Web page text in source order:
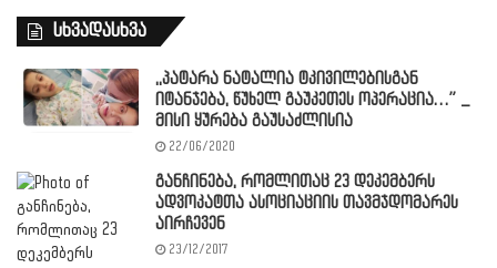
სხვადასხვა
,,პატარა ნატალია ტკივილებისგან
იტანჯება, წუხელ გაუკეთეს ოპერაცია…” _
მისი ყურება გაუსაძლისია
22/06/2020
განჩინება, რომლითაც 23 დეკემბერს
ადვოკატთა ასოციაციის თავმჯდომარეს
აირჩევენ
23/12/2017